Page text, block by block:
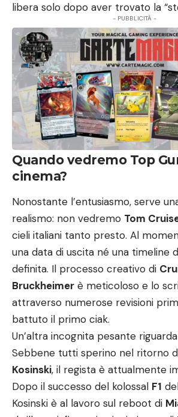
libera solo dopo aver trovato la
- PUBBLICITÀ -
Quando vedremo Top
cinema?
Nonostante l’entusiasmo, serve
realismo: non vedremo Tom
cieli italiani tanto presto. Al
una data di uscita né una timeline
definita. Il processo creativo di
Bruckheimer è meticoloso e lo
attraverso numerose revisioni
battuto il primo ciak.
Un’altra incognita pesante
Sebbene tutti sperino nel ritorno
Kosinski, il regista è attualmente
Dopo il successo del kolossal F1
Kosinski è al lavoro sul reboot di